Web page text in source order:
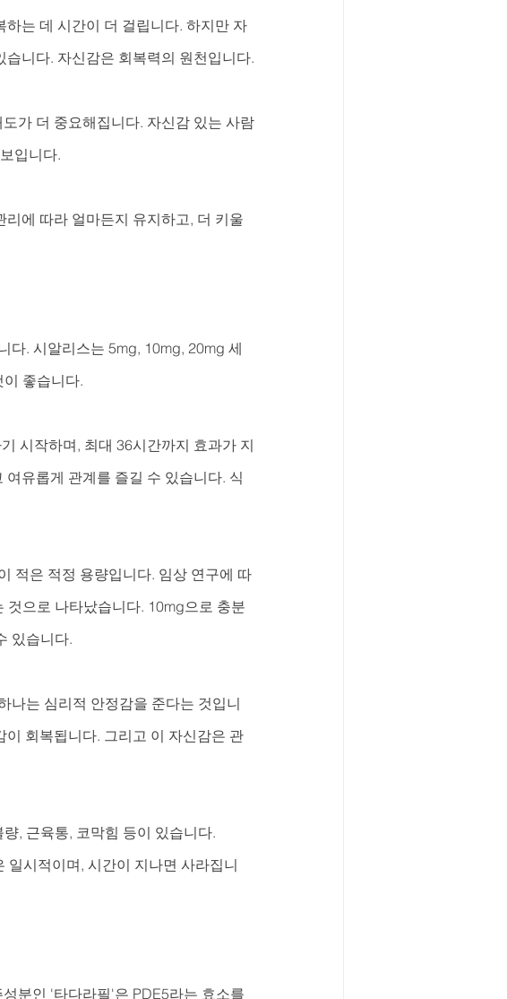
하는 데 시간이 더 걸립니다. 하지만 자
습니다. 자신감은 회복력의 원천입니다.
가 더 중요해집니다. 자신감 있는 사람
입니다.
에 따라 얼마든지 유지하고, 더 키울
다. 시알리스는 5mg, 10mg, 20mg 세
좋습니다.
시작하며, 최대 36시간까지 효과가 지
여유롭게 관계를 즐길 수 있습니다. 식
적은 적정 용량입니다. 임상 연구에 따
것으로 나타났습니다. 10mg으로 충분
있습니다.
나는 심리적 안정감을 준다는 것입니
이 회복됩니다. 그리고 이 자신감은 관
, 근육통, 코막힘 등이 있습니다.
시적이며, 시간이 지나면 사라집니
분인 '타다라필'은 PDE5라는 효소를